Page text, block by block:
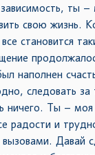
ты
свою жизнь.
становится
наполнен
следовать
ничего. Ты – моя
радости и
Давай